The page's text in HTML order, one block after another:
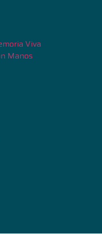
Viva
Manos